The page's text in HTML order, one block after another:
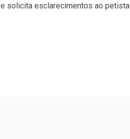
e solicita esclarecimentos ao petista